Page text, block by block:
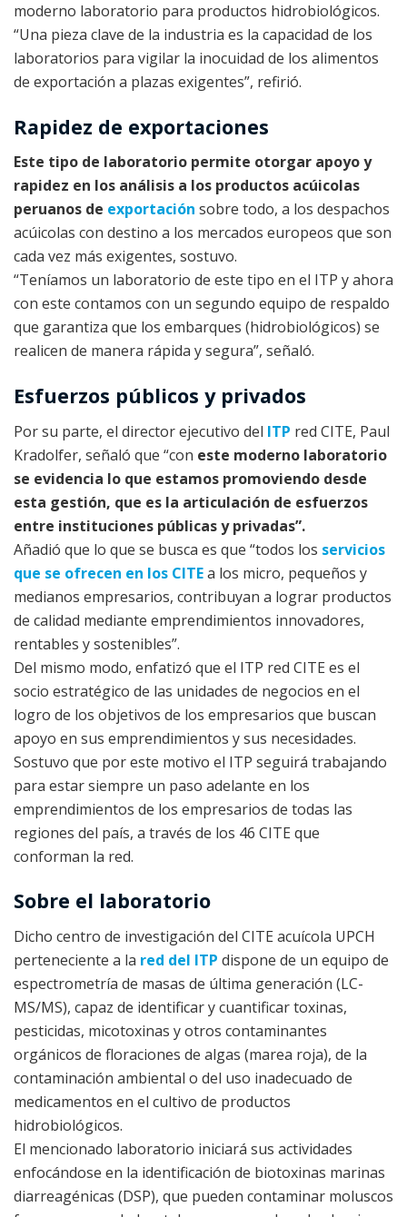
moderno laboratorio para productos hidrobiológicos.
“Una pieza clave de la industria es la capacidad de los
laboratorios para vigilar la inocuidad de los alimentos
de exportación a plazas exigentes”, refirió.
Rapidez de exportaciones
Este tipo de laboratorio permite otorgar apoyo y
rapidez en los análisis a los productos acúicolas
peruanos de exportación sobre todo, a los despachos
acúicolas con destino a los mercados europeos que son
cada vez más exigentes, sostuvo.
“Teníamos un laboratorio de este tipo en el ITP y ahora
con este contamos con un segundo equipo de respaldo
que garantiza que los embarques (hidrobiológicos) se
realicen de manera rápida y segura”, señaló.
Esfuerzos públicos y privados
Por su parte, el director ejecutivo del ITP red CITE, Paul
Kradolfer, señaló que “con este moderno laboratorio
se evidencia lo que estamos promoviendo desde
esta gestión, que es la articulación de esfuerzos
entre instituciones públicas y privadas”.
Añadió que lo que se busca es que “todos los servicios
que se ofrecen en los CITEa los micro, pequeños y
medianos empresarios, contribuyan a lograr productos
de calidad mediante emprendimientos innovadores,
rentables y sostenibles”.
Del mismo modo, enfatizó que el ITP red CITE es el
socio estratégico de las unidades de negocios en el
logro de los objetivos de los empresarios que buscan
apoyo en sus emprendimientos y sus necesidades.
Sostuvo que por este motivo el ITP seguirá trabajando
para estar siempre un paso adelante en los
emprendimientos de los empresarios de todas las
regiones del país, a través de los 46 CITE que
conforman la red.
Sobre el laboratorio
Dicho centro de investigación del CITE acuícola UPCH
perteneciente a la red del ITP dispone de un equipo de
espectrometría de masas de última generación (LC-
MS/MS), capaz de identificar y cuantificar toxinas,
pesticidas, micotoxinas y otros contaminantes
orgánicos de floraciones de algas (marea roja), de la
contaminación ambiental o del uso inadecuado de
medicamentos en el cultivo de productos
hidrobiológicos.
El mencionado laboratorio iniciará sus actividades
enfocándose en la identificación de biotoxinas marinas
diarreagénicas (DSP), que pueden contaminar moluscos